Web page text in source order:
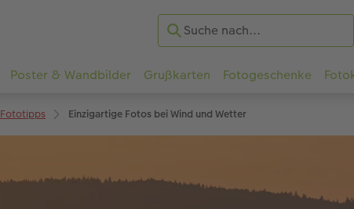
Poster & Wandbilder Grußkarten Fotogeschenke
Fototipps Einzigartige Fotos bei Wind und Wetter